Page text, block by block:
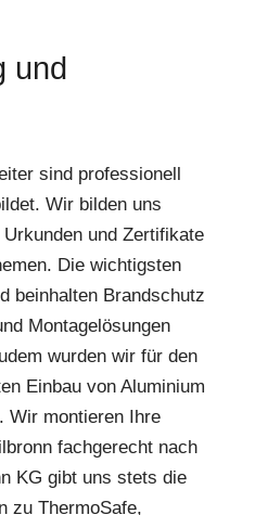
und
sind professionell
Wir bilden uns
und Zertifikate
Die wichtigsten
beinhalten Brandschutz
Montagelösungen
wurden wir für den
Einbau von Aluminium
Wir montieren Ihre
fachgerecht nach
KG gibt uns stets die
zu ThermoSafe,